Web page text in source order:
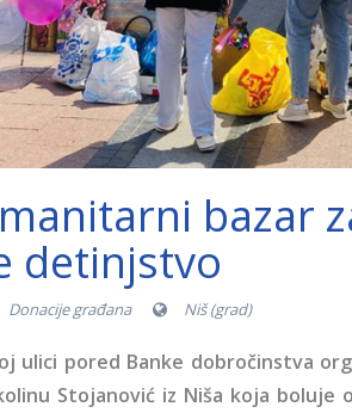
bazar
detinjstvo
Donacije građana Niš (grad)
ulici pored Banke dobročinstva
Stojanović iz Niša koja boluje